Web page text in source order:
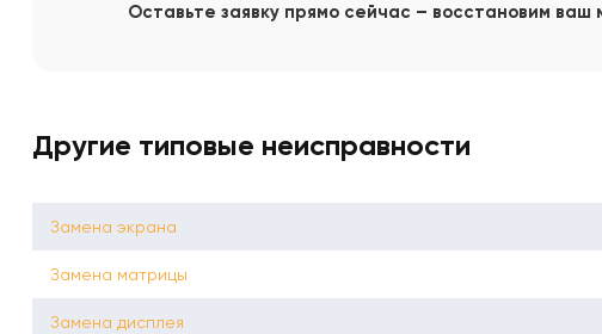
Оставьте заявку прямо сейчас – восстановим
Другие типовые неисправности
Замена экрана
Замена матрицы
Замена дисплея